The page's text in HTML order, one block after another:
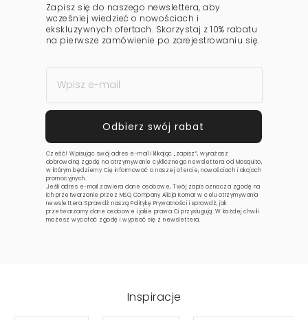
Zapisz się do naszego newslettera, aby
wcześniej wiedzieć o nowościach i
ekskluzywnych ofertach. Skorzystaj z 10% rabatu
na pierwsze zamówienie po zarejestrowaniu się.
Cześć! Wpisując swój adres e-mail i klikając „zapisz”, wyrażasz
dobrowolną zgodę na otrzymywanie cyklicznego newslettera od Mosquito,
w którym będziemy Cię informować o naszej ofercie, nowościach i akcjach
promocyjnych.
Jeśli adres e-mail zawiera dane osobowe, Twój zapis oznacza zgodę na
ich przetwarzanie przez MSQ Company Alicja Komar w celu otrzymywania
newslettera. Sprawdź naszą Politykę Prywatnościi sprawdź, jak
przetwarzamy dane osobowe i jakie prawa Ci przysługują. W każdej chwili
możesz wycofać zgodę i wypisać się z newslettera.
Inspiracje